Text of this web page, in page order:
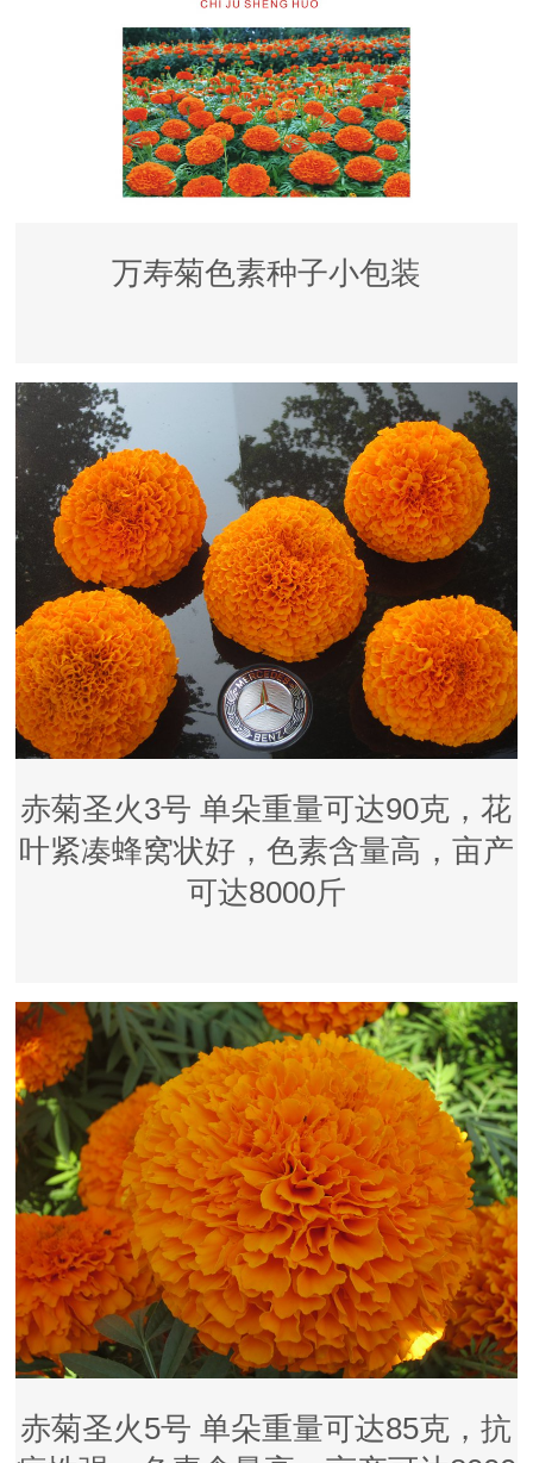
万寿菊色素种子小包装
赤菊圣火3号 单朵重量可达90克，花
叶紧凑蜂窝状好，色素含量高，亩产
可达8000斤
赤菊圣火5号 单朵重量可达85克，抗